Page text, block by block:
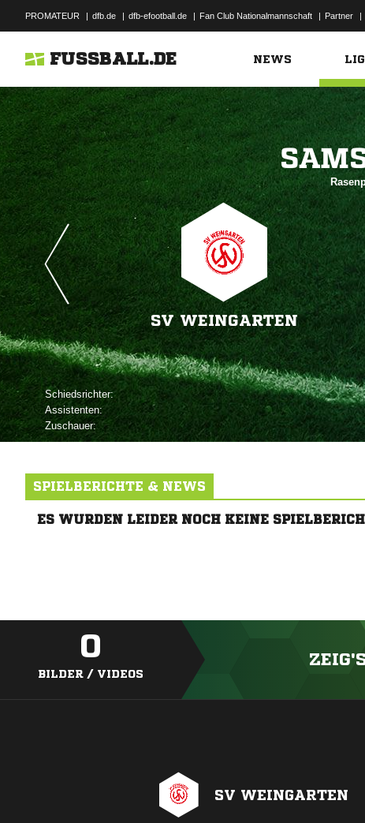
PROMATEUR | dfb.de | dfb-efootball.de | Fan Club Nationalmannschaft | Partner |
FUSSBALL.DE NEWS
SV WEINGARTEN
Schiedsrichter:
Assistenten:
Zuschauer:
SPIELBERICHTE & NEWS
ES WURDEN LEIDER NOCH KEINE
0
BILDER / VIDEOS
SV WEINGARTEN